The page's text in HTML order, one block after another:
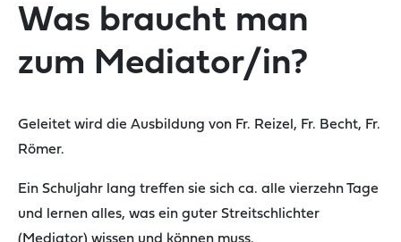
Was braucht man
zum Mediator/in?
Geleitet wird die Ausbildung von Fr. Reizel, Fr. Becht, Fr.
Römer.
Ein Schuljahr lang treffen sie sich ca. alle vierzehn Tage
und lernen alles, was ein guter Streitschlichter